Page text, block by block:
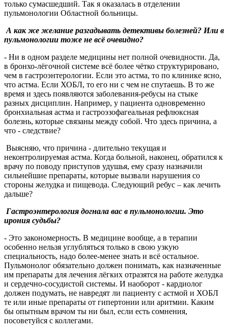
только сумасшедший. Так я оказалась в отделении
пульмонологии Областной больницы.
А как же желание разгадывать детективы болезней? Или в
пульмонологии тоже не всё очевидно?
- Ни в одном разделе медицины нет полной очевидности. Да,
в бронхо-лёгочной системе всё более чётко структурировано,
чем в гастроэнтерологии. Если это астма, то по клинике ясно,
что астма. Если ХОБЛ, то его ни с чем не спутаешь. В то же
время и здесь появляются заболевания-ребусы на стыке
разных дисциплин. Например, у пациента одновременно
бронхиальная астма и гастроэзофагеальная рефлюксная
болезнь, которые связаны между собой. Что здесь причина, а
что - следствие?
Выясняю, что причина - длительно текущая и
неконтролируемая астма. Когда больной, наконец, обратился к
врачу по поводу приступов удушья, ему сразу назначили
сильнейшие препараты, которые вызвали нарушения со
стороны желудка и пищевода. Следующий ребус – как лечить
дальше?
Гастроэнтерология догнала вас в пульмонологии. Это
ирония судьбы?
- Это закономерность. В медицине вообще, а в терапии
особенно нельзя углубляться только в свою узкую
специальность, надо более-менее знать и всё остальное.
Пульмонолог обязательно должен понимать, как назначенные
им препараты для лечения лёгких отразятся на работе желудка
и сердечно-сосудистой системы. И наоборот - кардиолог
должен подумать, не навредят ли пациенту с астмой и ХОБЛ
те или иные препараты от гипертонии или аритмии. Каким
бы опытным врачом ты ни был, если есть сомнения,
посоветуйся с коллегами.